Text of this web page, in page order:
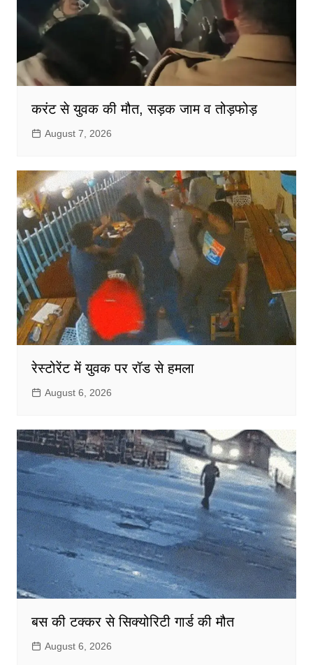
करंट से युवक की मौत, सड़क जाम व तोड़फोड़
August 7, 2026
रेस्टोरेंट में युवक पर रॉड से हमला
August 6, 2026
बस की टक्कर से सिक्योरिटी गार्ड की मौत
August 6, 2026